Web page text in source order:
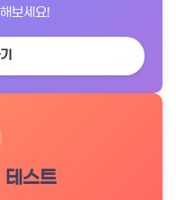
보세요!
스트